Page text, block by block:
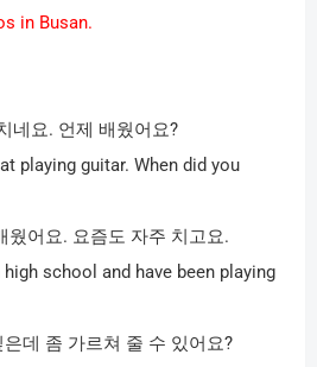
in Busan.
네요. 언제 배웠어요?
playing guitar. When did you
웠어요. 요즘도 자주 치고요.
high school and have been playing
데 좀 가르쳐 줄 수 있어요?